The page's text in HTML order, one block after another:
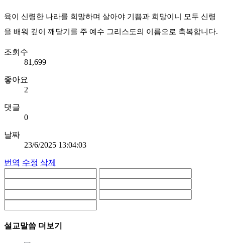
육이 신령한 나라를 희망하며 살아야 기쁨과 희망이니 모두 신령
을 배워 깊이 깨닫기를 주 예수 그리스도의 이름으로 축복합니다.
조회수
81,699
좋아요
2
댓글
0
날짜
23/6/2025 13:04:03
번역 수정 삭제
설교말씀 더보기